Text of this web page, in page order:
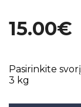
15.00€
Pasirinkite svorį
3 kg